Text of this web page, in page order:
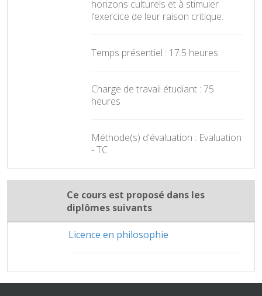
horizons culturels et à stimuler
l’exercice de leur raison critique.
Temps présentiel : 17.5 heures
Charge de travail étudiant : 75
heures
Méthode(s) d'évaluation : Evaluation
- TC
Ce cours est proposé dans les
diplômes suivants
Licence en philosophie